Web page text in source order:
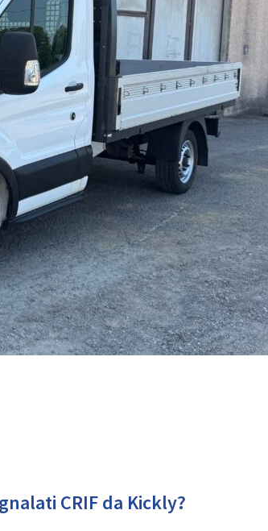
CRIF da Kickly?